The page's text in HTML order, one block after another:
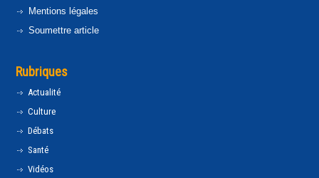
Mentions légales
Soumettre article
Rubriques
Actualité
Culture
Débats
Santé
Vidéos